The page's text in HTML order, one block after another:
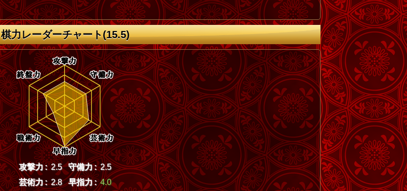
棋力レーダーチャート(15.5)
攻撃力 : 2.5 守備力 : 2.5
芸術力 : 2.8 早指力 : 4.0